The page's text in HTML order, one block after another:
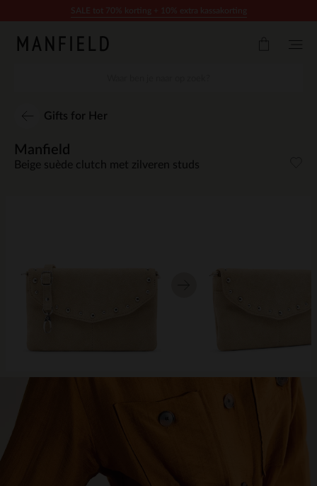
Gifts for Her
Manfield
Beige suède clutch met zilveren studs